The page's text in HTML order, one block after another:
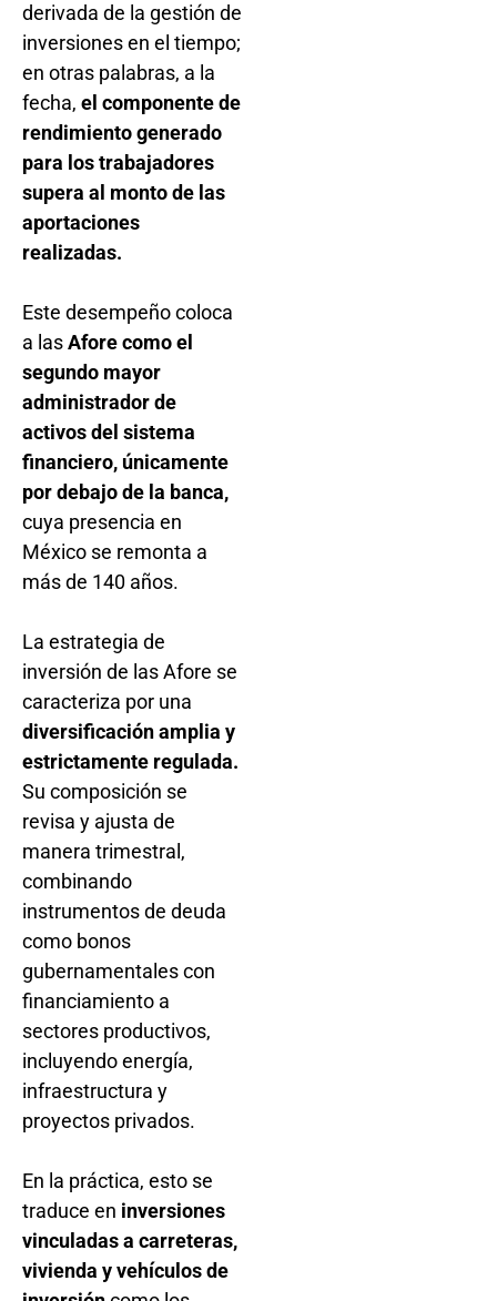
derivada de la gestión de
inversiones en el tiempo;
en otras palabras, a la
fecha, el componente de
rendimiento generado
para los trabajadores
supera al monto de las
aportaciones
realizadas.
Este desempeño coloca
a lasAfore como el
segundo mayor
administrador de
activos del sistema
financiero, únicamente
por debajo de la banca,
cuya presencia en
México se remonta a
más de 140 años.
La estrategia de
inversión de las Afore se
caracteriza por una
diversificación amplia y
estrictamente regulada.
Su composición se
revisa y ajusta de
manera trimestral,
combinando
instrumentos de deuda
como bonos
gubernamentales con
financiamiento a
sectores productivos,
incluyendo energía,
infraestructura y
proyectos privados.
En la práctica, esto se
traduce en inversiones
vinculadas a carreteras,
vivienda y vehículos de